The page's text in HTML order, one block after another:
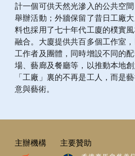
計一個可供天然光滲入的公共空
舉辦活動；外牆保留了昔日工廠
料也採用了七十年代工廈的樸實
融合。大廈提供共百多個工作室
工作者及團體，同時增設不同的
場、藝廊及餐廳等，以推動本地
「工廠」裏的不再是工人，而是
意與藝術。
主辦機構 主要贊助